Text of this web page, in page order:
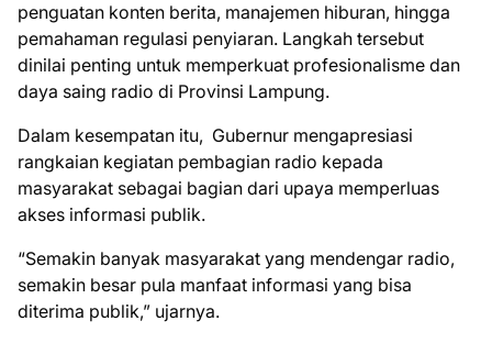
penguatan konten berita, manajemen hiburan, hingga
pemahaman regulasi penyiaran. Langkah tersebut
dinilai penting untuk memperkuat profesionalisme dan
daya saing radio di Provinsi Lampung.
Dalam kesempatan itu, Gubernur mengapresiasi
rangkaian kegiatan pembagian radio kepada
masyarakat sebagai bagian dari upaya memperluas
akses informasi publik.
“Semakin banyak masyarakat yang mendengar radio,
semakin besar pula manfaat informasi yang bisa
diterima publik,” ujarnya.